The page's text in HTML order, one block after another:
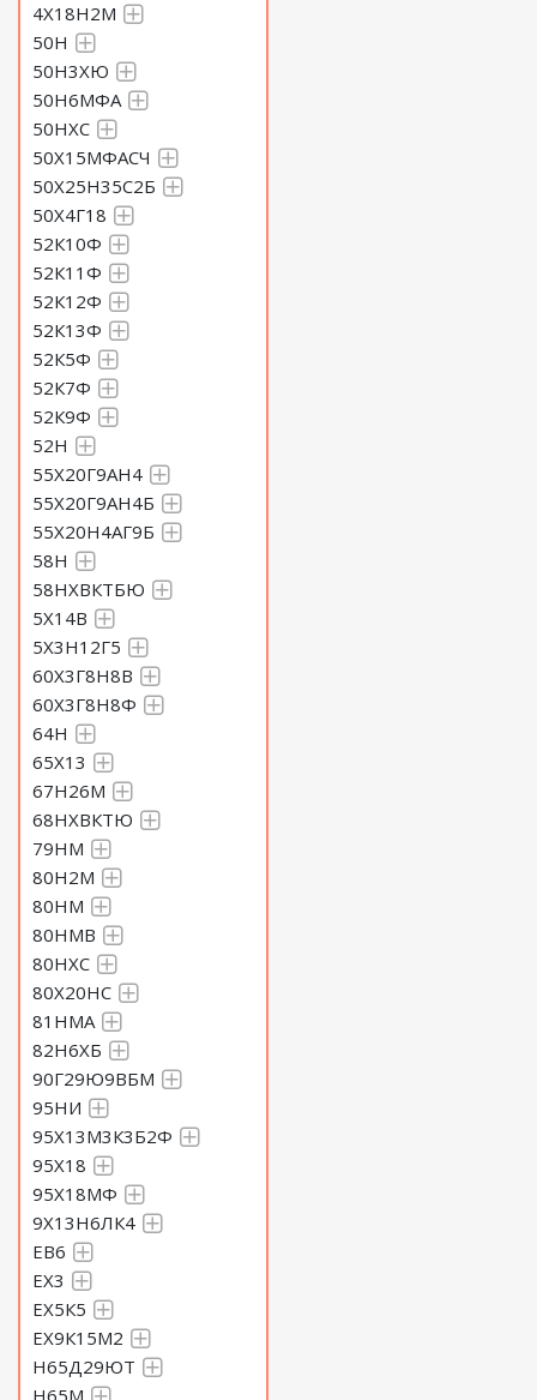
4Х18Н2М
50Н
50Н3ХЮ
50Н6МФА
50НХС
50Х15МФАСЧ
50Х25Н35С2Б
50Х4Г18
52К10Ф
52К11Ф
52К12Ф
52К13Ф
52К5Ф
52К7Ф
52К9Ф
52Н
55Х20Г9АН4
55Х20Г9АН4Б
55Х20Н4АГ9Б
58Н
58НХВКТБЮ
5Х14В
5Х3Н12Г5
60Х3Г8Н8В
60Х3Г8Н8Ф
64Н
65Х13
67Н26М
68НХВКТЮ
79НМ
80Н2М
80НМ
80НМВ
80НХС
80Х20НС
81НМА
82Н6ХБ
90Г29Ю9ВБМ
95НИ
95Х13М3К3Б2Ф
95Х18
95Х18МФ
9Х13Н6ЛК4
ЕВ6
ЕХ3
ЕХ5К5
ЕХ9К15М2
Н65Д29ЮТ
Н65М